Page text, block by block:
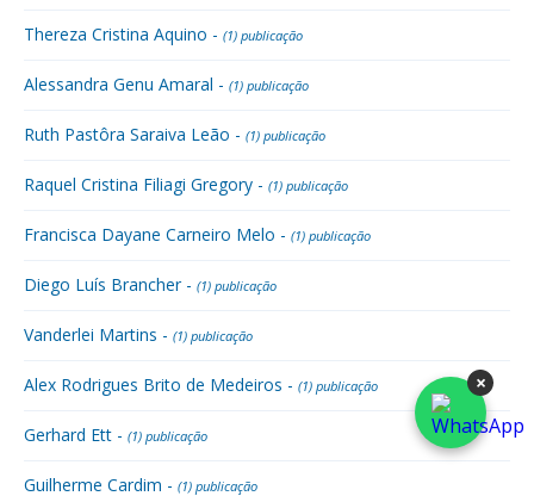
Thereza Cristina Aquino - (1) publicação
Alessandra Genu Amaral - (1) publicação
Ruth Pastôra Saraiva Leão - (1) publicação
Raquel Cristina Filiagi Gregory - (1) publicação
Francisca Dayane Carneiro Melo - (1) publicação
Diego Luís Brancher - (1) publicação
Vanderlei Martins - (1) publicação
Alex Rodrigues Brito de Medeiros - (1) publicação
Gerhard Ett - (1) publicação
Guilherme Cardim - (1) publicação
×